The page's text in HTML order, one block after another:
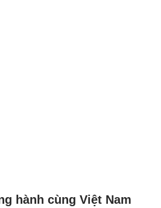
hành cùng Việt Nam